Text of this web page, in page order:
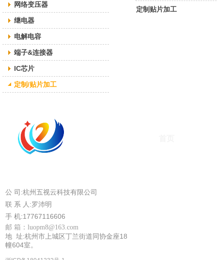
网络变压器
继电器
电解电容
端子&连接器
IC芯片
定制/贴片加工
定制贴片加工
公 司:杭州五视云科技有限公司
联 系 人:罗沛明
手 机:17767116606
邮 箱： luopm8@163.com
地 址:杭州市上城区丁兰街道同协金座18
幢604室。